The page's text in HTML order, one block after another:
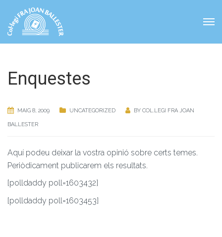
Enquestes
MAIG 8, 2009 UNCATEGORIZED BY COL.LEGI FRA JOAN
BALLESTER
Aquí podeu deixar la vostra opinió sobre certs temes.
Periòdicament publicarem els resultats.
[polldaddy poll=1603432]
[polldaddy poll=1603453]